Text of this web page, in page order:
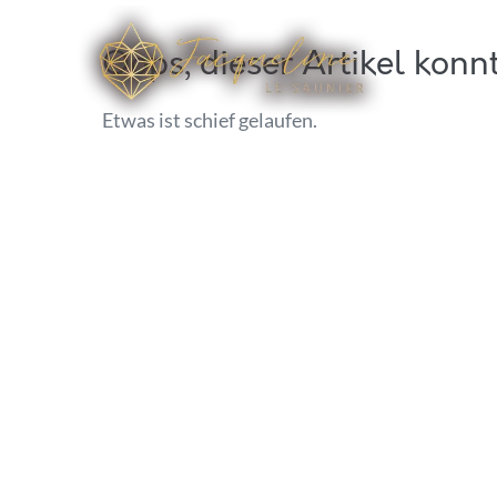
Oops, dieser Artikel
Etwas ist schief gelaufen.